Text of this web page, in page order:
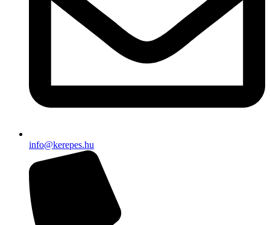
info@kerepes.hu